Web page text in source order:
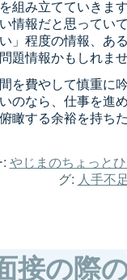
組み立てていきます
情報だと思ってい
」程度の情報、あ
題情報かもしれませ
を費やして慎重に
のなら、仕事を進
瞰する余裕を持ち
: やじまのちょっと
グ: 人手不足
接の際